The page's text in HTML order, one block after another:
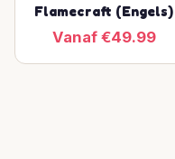
Flamecraft (Engels)
Vanaf €49.99